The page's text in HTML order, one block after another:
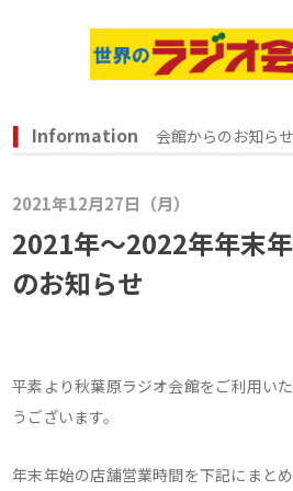
Information 会館からのお知らせ
2021年12月27日（月）
2021年～2022年年末
のお知らせ
平素より秋葉原ラジオ会館をご利用い
うございます。
年末年始の店舗営業時間を下記にまと